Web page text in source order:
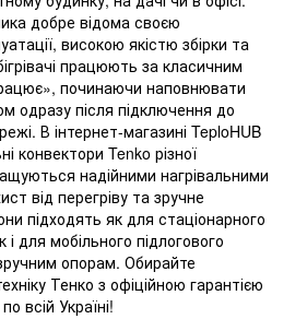
добре відома своєю
високою якістю збірки та
працюють за класичним
починаючи наповнювати
одразу після підключення до
В інтернет-магазині TeploHUB
конвектори Tenko різної
надійними нагрівальними
від перегріву та зручне
підходять як для стаціонарного
для мобільного підлогового
опорам. Обирайте
Тенко з офіційною гарантією
всій Україні!